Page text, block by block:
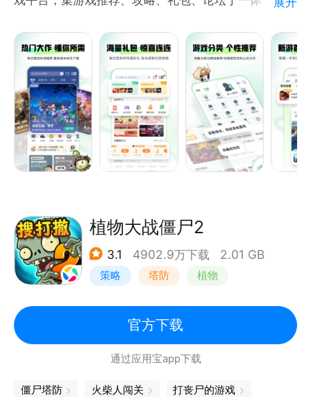
展示个人风采等诸多特点，您可随时随地一键安装，十
万海量游戏经由资深玩家强力推荐、精彩的游戏视频解
说、高玩的游戏攻略评测，人气爆棚的游戏社区，让玩
家畅游其中，百玩不厌！
植物大战僵尸2
3.1 4902.9万下载 2.01 GB
策略 塔防 植物
官方下载
通过应用宝app下载
僵尸塔防 火柴人闯关 打丧尸的游戏